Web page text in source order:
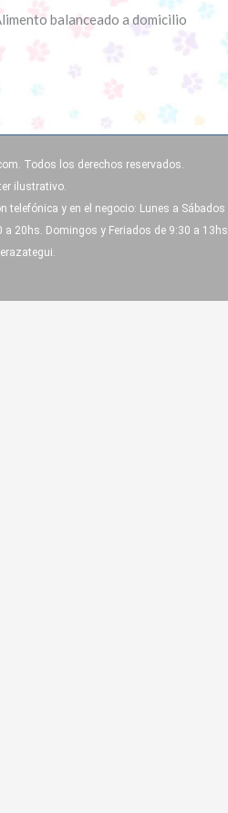
Todos los derechos reservados.
ilustrativo.
telefónica y en el negocio: Lunes a Sábados
a 20hs. Domingos y Feriados de 9:30 a 13hs